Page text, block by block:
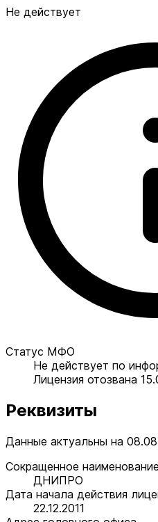
Не действует
Статус МФО
Не действует по
Лицензия отозвана
Реквизиты
Данные актуальны на
Сокращенное наименование
ДНИПРО
Дата начала действия
22.12.2011